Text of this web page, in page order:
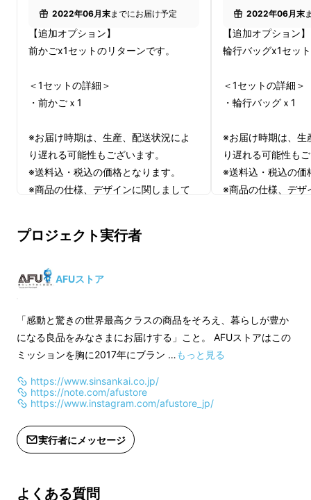
最大110km走行。 通勤や通学、アウトドアに
2022年06月末までにお届け予定
【追加オプション】
前かごx1セットのリターンです。
＜1セットの詳細＞
・前かごｘ1
※お届け時期は、生産、配送状況によ
り遅れる可能性もございます。
※送料込・税込の価格となります。
※商品の仕様、デザインに関しまして
2022年06月末
【追加オプション】
輪行バッグx1セッ
＜1セットの詳細＞
・輪行バッグｘ1
※お届け時期は、生
り遅れる可能性も
※送料込・税込の価
※商品の仕様、デザ
プロジェクト実行者
AFUストア
「感動と驚きの世界最高クラスの商品をそろえ、暮らしが豊か
になる良品をみなさまにお届けする」こと。 AFUストアはこの
ミッションを胸に2017年にブラン …もっと見る
https://www.sinsankai.co.jp/
https://note.com/afustore
https://www.instagram.com/afustore_jp/
実行者にメッセージ
よくある質問